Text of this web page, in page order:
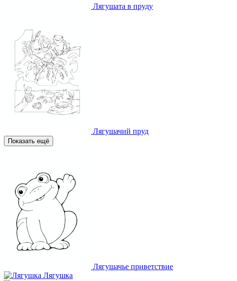
Лягушата в пруду
Лягушачий пруд
Показать ещё
Лягушачье приветствие
Лягушка